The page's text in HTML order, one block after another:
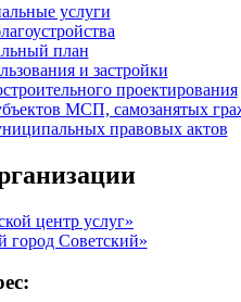
услуги
план
и застройки
проектирования
МСП, самозанятых
правовых актов
центр услуг»
Советский»